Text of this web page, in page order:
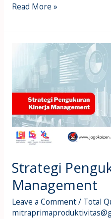
Read More »
Strategi
Management
Leave a Comment/ Total
Pengukuran
Kinerja
Management